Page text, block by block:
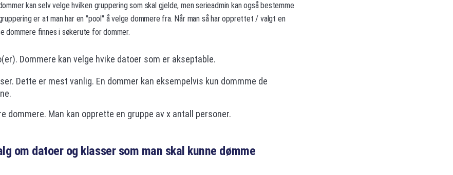
kan selv velge hvilken gruppering som skal gjelde, men serieadmin kan også bestemme
er at man har en "pool" å velge dommere fra. Når man så har opprettet / valgt en
dommere finnes i søkerute for dommer.
Dommere kan velge hvike datoer som er akseptable.
Dette er mest vanlig. En dommer kan eksempelvis kun dommme de
dommere. Man kan opprette en gruppe av x antall personer.
om datoer og klasser som man skal kunne dømme